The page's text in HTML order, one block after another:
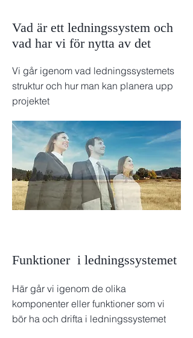
Vad är ett ledningssystem och
vad har vi för nytta av det
Vi går igenom vad ledningssystemets
struktur och hur man kan planera upp
projektet
Funktioner i ledningssystemet
Här går vi igenom de olika
komponenter eller funktioner som vi
bör ha och drifta i ledningssystemet